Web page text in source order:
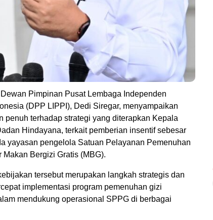
Pimpinan Pusat Lembaga Independen
(DPP LIPPI), Dedi Siregar, menyampaikan
penuh terhadap strategi yang diterapkan Kepala
Hindayana, terkait pemberian insentif sebesar
yayasan pengelola Satuan Pelayanan Pemenuhan
Bergizi Gratis (MBG).
tersebut merupakan langkah strategis dan
implementasi program pemenuhan gizi
mendukung operasional SPPG di berbagai